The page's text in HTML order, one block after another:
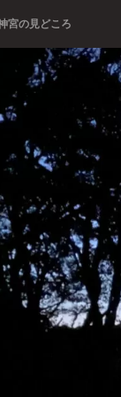
宮の見どころ